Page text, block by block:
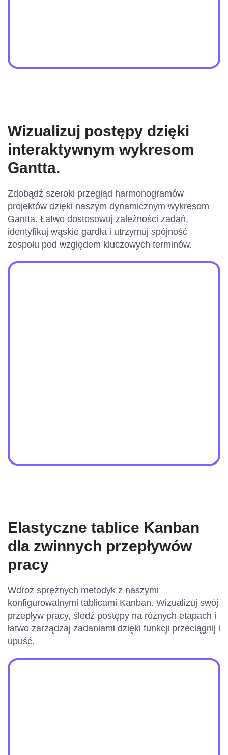
Wizualizuj postępy dzięki
interaktywnym wykresom
Gantta.
Zdobądź szeroki przegląd harmonogramów
projektów dzięki naszym dynamicznym wykresom
Gantta. Łatwo dostosowuj zależności zadań,
identyfikuj wąskie gardła i utrzymuj spójność
zespołu pod względem kluczowych terminów.
Elastyczne tablice Kanban
dla zwinnych przepływów
pracy
Wdroż sprężnych metodyk z naszymi
konfigurowalnymi tablicami Kanban. Wizualizuj swój
przepływ pracy, śledź postępy na różnych etapach i
łatwo zarządzaj zadaniami dzięki funkcji przeciągnij i
upuść.